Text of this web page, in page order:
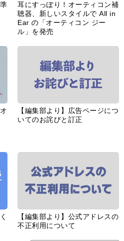
耳にすっぽり！オーティコン補
聴器、新しいスタイルで All in
Ear の「オーティコン ジー
ル」を発売
【編集部より】広告ページにつ
いてのお詫びと訂正
【編集部より】公式アドレスの
不正利用について